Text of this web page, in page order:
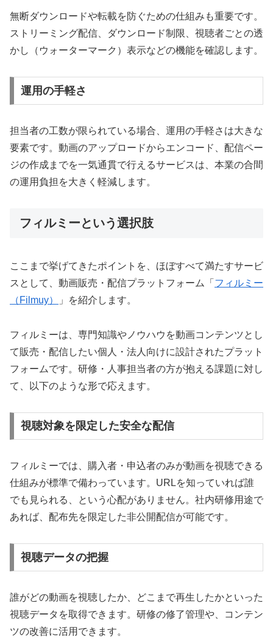
無断ダウンロードや転載を防ぐための仕組みも重要です。
ストリーミング配信、ダウンロード制限、視聴者ごとの透
かし（ウォーターマーク）表示などの機能を確認します。
運用の手軽さ
担当者の工数が限られている場合、運用の手軽さは大きな
要素です。動画のアップロードからエンコード、配信ペー
ジの作成までを一気通貫で行えるサービスは、本業の合間
の運用負担を大きく軽減します。
フィルミーという選択肢
ここまで挙げてきたポイントを、ほぼすべて満たすサービ
スとして、動画販売・配信プラットフォーム「 フィルミー
（Filmuy）
」を紹介します。
フィルミーは、専門知識やノウハウを動画コンテンツとし
て販売・配信したい個人・法人向けに設計されたプラット
フォームです。研修・人事担当者の方が抱える課題に対し
て、以下のような形で応えます。
視聴対象を限定した安全な配信
フィルミーでは、購入者・申込者のみが動画を視聴できる
仕組みが標準で備わっています。URLを知っていれば誰
でも見られる、という心配がありません。社内研修用途で
あれば、配布先を限定した非公開配信が可能です。
視聴データの把握
誰がどの動画を視聴したか、どこまで再生したかといった
視聴データを取得できます。研修の修了管理や、コンテン
ツの改善に活用できます。